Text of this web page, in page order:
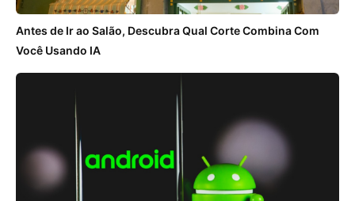
Antes de Ir ao Salão, Descubra Qual Corte Combina Com
Você Usando IA